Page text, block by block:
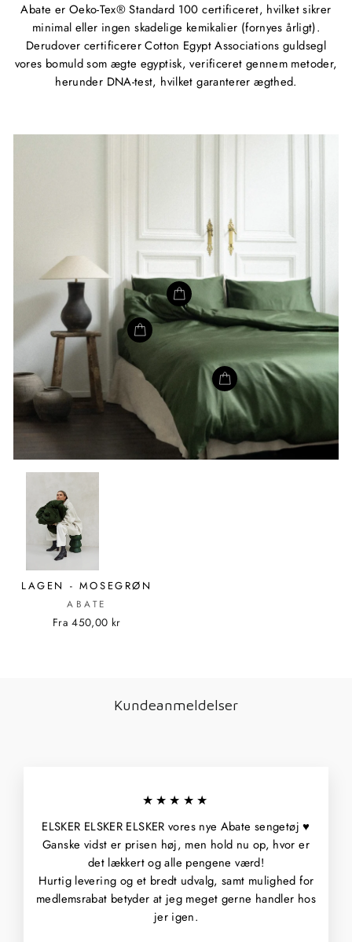
Abate er Oeko-Tex® Standard 100 certificeret, hvilket sikrer
minimal eller ingen skadelige kemikalier (fornyes årligt).
Derudover certificerer Cotton Egypt Associations guldsegl
vores bomuld som ægte egyptisk, verificeret gennem metoder,
herunder DNA-test, hvilket garanterer ægthed.
LAGEN - MOSEGRØN
ABATE
Fra 450,00 kr
Kundeanmeldelser
★★★★★
ELSKER ELSKER ELSKER vores nye Abate sengetøj ♥️
Ganske vidst er prisen høj, men hold nu op, hvor er
det lækkert og alle pengene værd!
Hurtig levering og et bredt udvalg, samt mulighed for
medlemsrabat betyder at jeg meget gerne handler hos
jer igen.